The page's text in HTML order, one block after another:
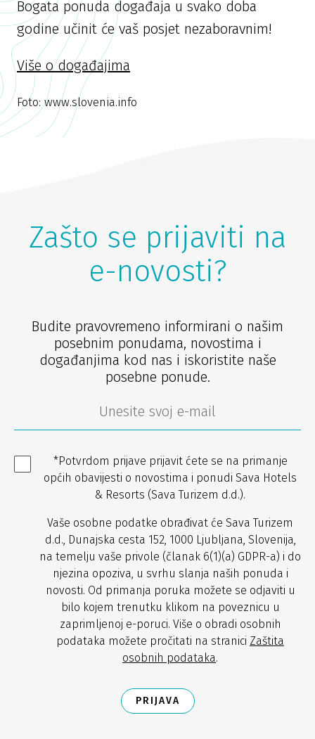
Bogata ponuda događaja u svako doba
godine učinit će vaš posjet nezaboravnim!
Više o događajima
Foto: www.slovenia.info
Zašto se prijaviti na
e-novosti?
Budite pravovremeno informirani o našim
posebnim ponudama, novostima i
događanjima kod nas i iskoristite naše
posebne ponude.
*Potvrdom prijave prijavit ćete se na primanje
općih obavijesti o novostima i ponudi Sava Hotels
& Resorts (Sava Turizem d.d.).
Vaše osobne podatke obrađivat će Sava Turizem
d.d., Dunajska cesta 152, 1000 Ljubljana, Slovenija,
na temelju vaše privole (članak 6(1)(a) GDPR-a) i do
njezina opoziva, u svrhu slanja naših ponuda i
novosti. Od primanja poruka možete se odjaviti u
bilo kojem trenutku klikom na poveznicu u
zaprimljenoj e-poruci. Više o obradi osobnih
podataka možete pročitati na stranici Zaštita
osobnih podataka.
PRIJAVA